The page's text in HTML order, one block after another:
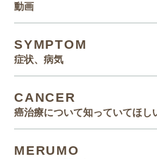
動画
SYMPTOM
症状、病気
CANCER
癌治療について知っていてほし
MERUMO